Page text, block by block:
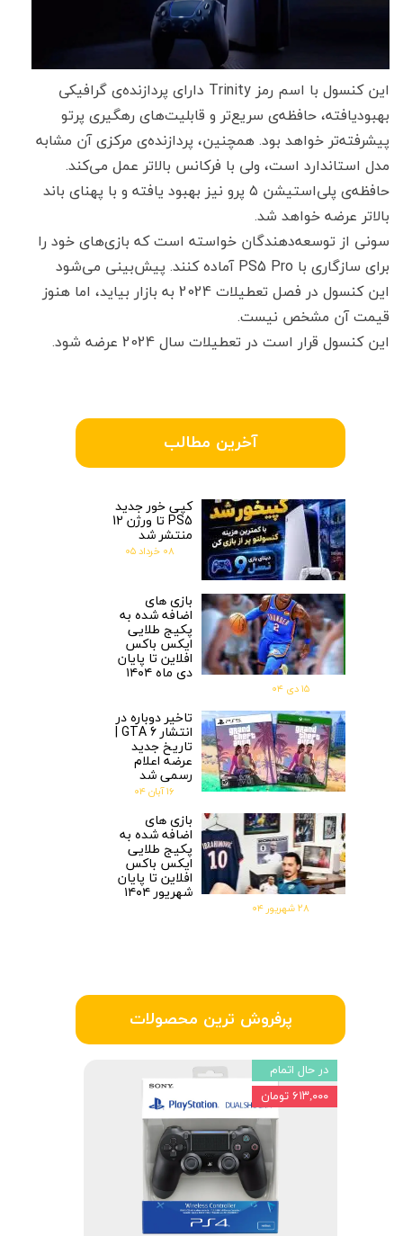
این کنسول با اسم رمز Trinity دارای پردازنده‌ی گرافیکی
بهبود‌یافته، حافظه‌ی سریع‌تر و قابلیت‌های رهگیری پرتو
پیشرفته‌تر خواهد بود. همچنین، پردازنده‌ی مرکزی آن مشابه
مدل استاندارد است، ولی با فرکانس بالاتر عمل می‌کند.
حافظه‌ی پلی‌استیشن ۵ پرو نیز بهبود یافته و با پهنای باند
بالاتر عرضه خواهد شد.
سونی از توسعه‌دهندگان خواسته است که بازی‌های خود را
برای سازگاری با PS5 Pro آماده کنند. پیش‌بینی می‌شود
این کنسول در فصل تعطیلات 2024 به بازار بیاید، اما هنوز
قیمت آن مشخص نیست.
این کنسول قرار است در تعطیلات سال 2024 عرضه شود.
در حال اتمام
۶۱۳,۰۰۰ تومان
پرفروش ترین محصولات
آخرین مطالب
کپی خور جدید
PS5 تا ورژن 12
منتشر شد
۰۸ خرداد ۰۵
بازی های
اضافه شده به
پکیج طلایی
ایکس باکس
افلاین تا پایان
دی ماه ۱۴۰۴
۱۵ دی ۰۴
تاخیر دوباره در
انتشار GTA 6 |
تاریخ جدید
عرضه اعلام
رسمی شد
۱۶ آبان ۰۴
بازی های
اضافه شده به
پکیج طلایی
ایکس باکس
افلاین تا پایان
شهریور ۱۴۰۴
۲۸ شهریور ۰۴